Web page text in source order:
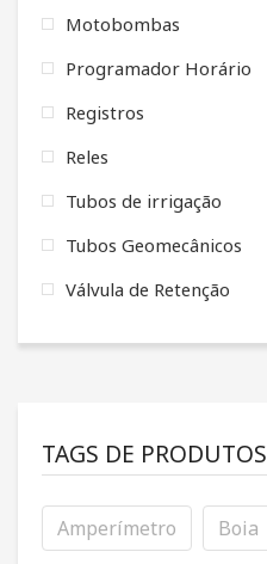
Motobombas
Programador Horário
Registros
Reles
Tubos de irrigação
Tubos Geomecânicos
Válvula de Retenção
TAGS DE PRODUTOS
Amperímetro Boia